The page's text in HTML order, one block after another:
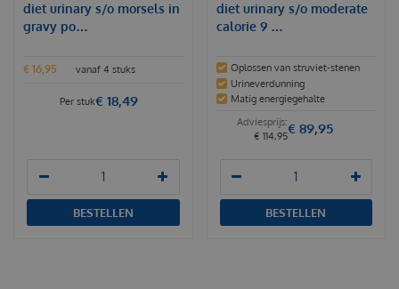
diet urinary s/o morsels in
gravy po…
vanaf 4 stuks
€ 16,95
€ 18,49
Per stuk
BESTELLEN
diet urinary s/o moderate
calorie 9 …
Oplossen van struviet-stenen
Urineverdunning
Matig energiegehalte
€ 114,95€ 89,95
BESTELLEN